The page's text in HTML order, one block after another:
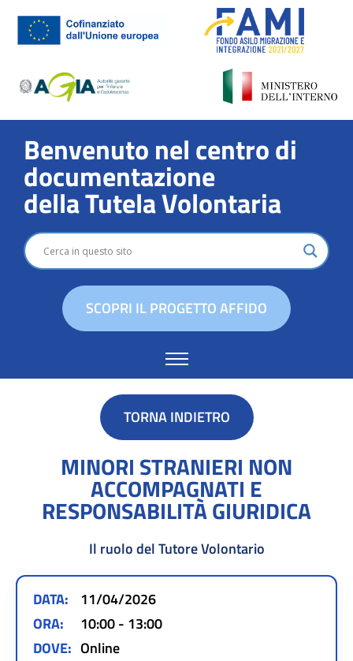
Benvenuto nel centro di
documentazione
della Tutela Volontaria
SCOPRI IL PROGETTO AFFIDO
TORNA INDIETRO
MINORI STRANIERI NON
ACCOMPAGNATI E
RESPONSABILITÀ GIURIDICA
Il ruolo del Tutore Volontario
DATA:
11/04/2026
ORA:
10:00 - 13:00
DOVE: Online